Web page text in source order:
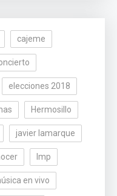
cajeme
elecciones 2018
Hermosillo
javier lamarque
lmp
en vivo